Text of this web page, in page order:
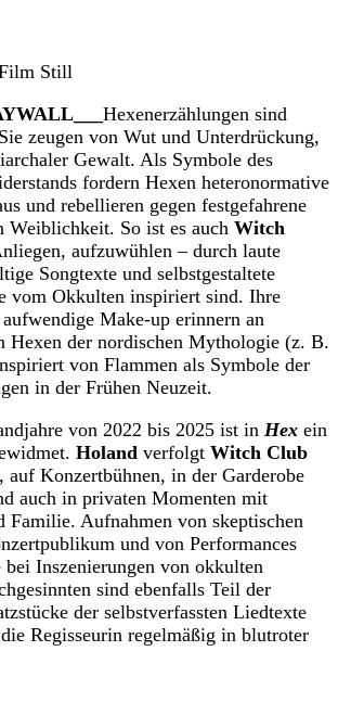
Still
Hexenerzählungen sind
zeugen von Wut und Unterdrückung,
Gewalt. Als Symbole des
fordern Hexen heteronormative
und rebellieren gegen festgefahrene
Weiblichkeit. So ist es auch Witch
aufzuwühlen – durch laute
Songtexte und selbstgestaltete
vom Okkulten inspiriert sind. Ihre
Make-up erinnern an
Hexen der nordischen Mythologie (z. B.
von Flammen als Symbole der
in der Frühen Neuzeit.
von 2022 bis 2025 ist in Hex ein
Holand verfolgt Witch Club
auf Konzertbühnen, in der Garderobe
auch in privaten Momenten mit
Familie. Aufnahmen von skeptischen
und von Performances
bei Inszenierungen von okkulten
sind ebenfalls Teil der
der selbstverfassten Liedtexte
Regisseurin regelmäßig in blutroter